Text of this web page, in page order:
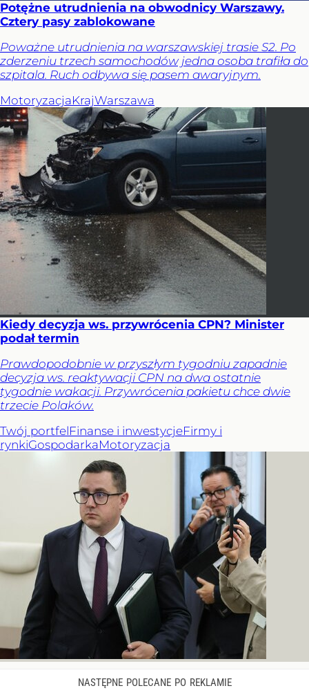
Potężne utrudnienia na obwodnicy Warszawy.
Cztery pasy zablokowane
Poważne utrudnienia na warszawskiej trasie S2. Po
zderzeniu trzech samochodów jedna osoba trafiła do
szpitala. Ruch odbywa się pasem awaryjnym.
MotoryzacjaKrajWarszawa
Kiedy decyzja ws. przywrócenia CPN? Minister
podał termin
Prawdopodobnie w przyszłym tygodniu zapadnie
decyzja ws. reaktywacji CPN na dwa ostatnie
tygodnie wakacji. Przywrócenia pakietu chce dwie
trzecie Polaków.
Twój portfelFinanse i inwestycjeFirmy i
rynkiGospodarkaMotoryzacja